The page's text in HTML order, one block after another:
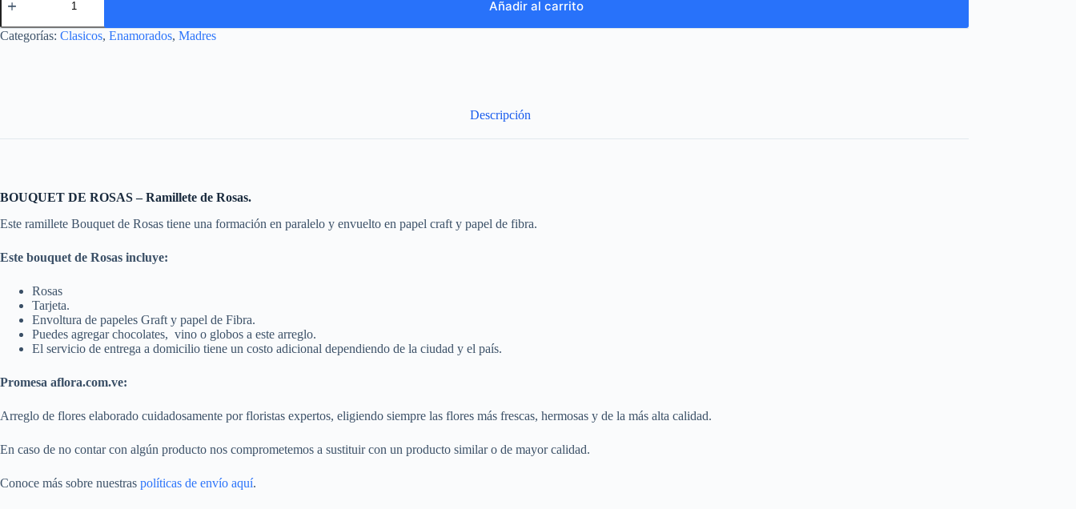
Añadir al carrito
Categorías: Clasicos, Enamorados, Madres
Descripción
BOUQUET DE ROSAS – Ramillete de Rosas.
Este ramillete Bouquet de Rosas tiene una formación en paralelo y envuelto en papel craft y papel de fibra.
Este bouquet de Rosas incluye:
Rosas
Tarjeta.
Envoltura de papeles Graft y papel de Fibra.
Puedes agregar chocolates, vino o globos a este arreglo.
El servicio de entrega a domicilio tiene un costo adicional dependiendo de la ciudad y el país.
Promesa aflora.com.ve:
Arreglo de flores elaborado cuidadosamente por floristas expertos, eligiendo siempre las flores más frescas, hermosas y de la más alta calidad.
En caso de no contar con algún producto nos comprometemos a sustituir con un producto similar o de mayor calidad.
Conoce más sobre nuestras políticas de envío aquí.